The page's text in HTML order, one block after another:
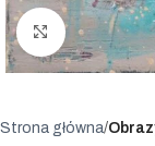
Powiększ
Strona główna